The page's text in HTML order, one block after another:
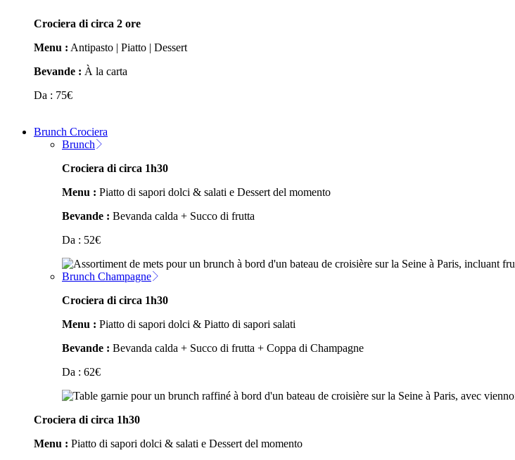
Crociera di circa 2 ore
Menu : Antipasto | Piatto | Dessert
Bevande : À la carta
Da : 75€
Brunch Crociera
Brunch
Crociera di circa 1h30
Menu : Piatto di sapori dolci & salati e Dessert del momento
Bevande : Bevanda calda + Succo di frutta
Da : 52€
Brunch Champagne
Crociera di circa 1h30
Menu : Piatto di sapori dolci & Piatto di sapori salati
Bevande : Bevanda calda + Succo di frutta + Coppa di Champagne
Da : 62€
Crociera di circa 1h30
Menu : Piatto di sapori dolci & salati e Dessert del momento